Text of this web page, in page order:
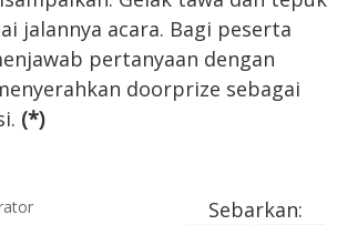
jalannya acara. Bagi peserta
pertanyaan dengan
doorprize sebagai
(*)
Sebarkan: